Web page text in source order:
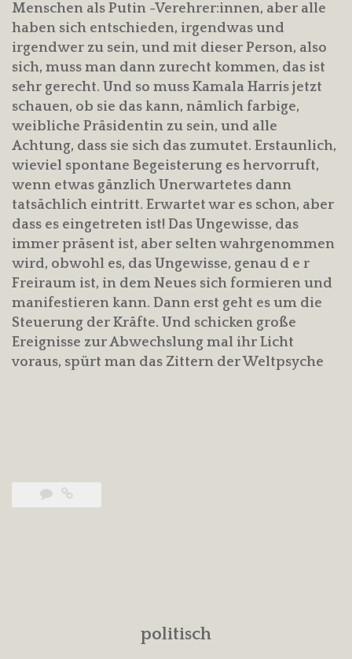
Menschen als Putin -Verehrer:innen, aber alle
haben sich entschieden, irgendwas und
irgendwer zu sein, und mit dieser Person, also
sich, muss man dann zurecht kommen, das ist
sehr gerecht. Und so muss Kamala Harris jetzt
schauen, ob sie das kann, nämlich farbige,
weibliche Präsidentin zu sein, und alle
Achtung, dass sie sich das zumutet. Erstaunlich,
wieviel spontane Begeisterung es hervorruft,
wenn etwas gänzlich Unerwartetes dann
tatsächlich eintritt. Erwartet war es schon, aber
dass es eingetreten ist! Das Ungewisse, das
immer präsent ist, aber selten wahrgenommen
wird, obwohl es, das Ungewisse, genau d e r
Freiraum ist, in dem Neues sich formieren und
manifestieren kann. Dann erst geht es um die
Steuerung der Kräfte. Und schicken große
Ereignisse zur Abwechslung mal ihr Licht
voraus, spürt man das Zittern der Weltpsyche
politisch